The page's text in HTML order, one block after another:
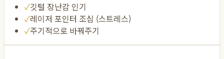
✓깃털 장난감 인기
✓레이저 포인터 조심 (스트레스)
✓주기적으로 바꿔주기